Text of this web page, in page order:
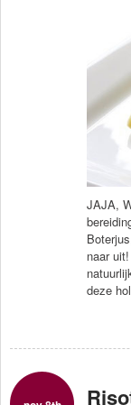
JAJA,
naar
deze